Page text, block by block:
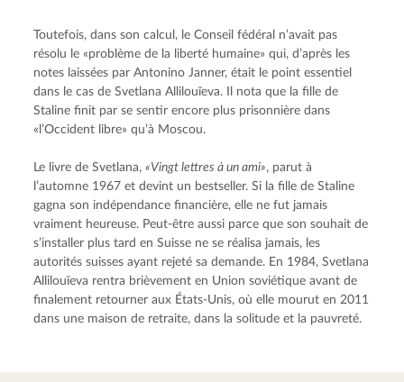
Toutefois, dans son calcul, le Conseil fédéral n’avait pas
résolu le «problème de la liberté humaine» qui, d’après les
notes laissées par Antonino Janner, était le point essentiel
dans le cas de Svetlana Allilouïeva. Il nota que la fille de
Staline finit par se sentir encore plus prisonnière dans
«l’Occident libre» qu’à Moscou.
Le livre de Svetlana, «Vingt lettres à un ami», parut à
l’automne 1967 et devint un bestseller. Si la fille de Staline
gagna son indépendance financière, elle ne fut jamais
vraiment heureuse. Peut-être aussi parce que son souhait de
s’installer plus tard en Suisse ne se réalisa jamais, les
autorités suisses ayant rejeté sa demande. En 1984, Svetlana
Allilouïeva rentra brièvement en Union soviétique avant de
finalement retourner aux États-Unis, où elle mourut en 2011
dans une maison de retraite, dans la solitude et la pauvreté.